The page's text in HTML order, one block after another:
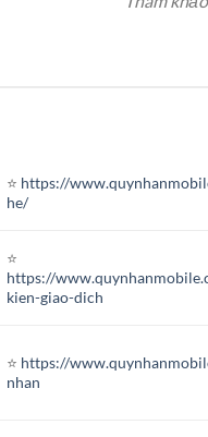
⭐️ https://
he/
⭐️
https://
kien-giao-dich
⭐️ https://
nhan